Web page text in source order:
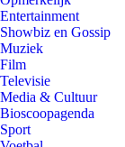
Entertainment
Showbiz en Gossip
Muziek
Film
Televisie
Media & Cultuur
Bioscoopagenda
Sport